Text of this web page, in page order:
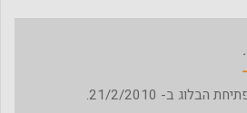
הבלוג ב- 21/2/2010.